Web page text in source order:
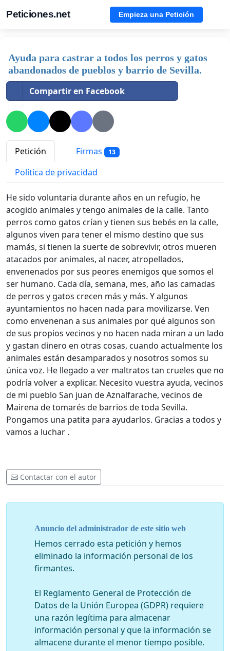
Peticiones.net Empieza una Petición
Ayuda para castrar a todos los perros y gatos
abandonados de pueblos y barrio de Sevilla.
Compartir en Facebook
Petición Firmas 13
Política de privacidad
He sido voluntaria durante años en un refugio, he
acogido animales y tengo animales de la calle. Tanto
perros como gatos crían y tienen sus bebés en la calle,
algunos viven para tener el mismo destino que sus
mamás, si tienen la suerte de sobrevivir, otros mueren
atacados por animales, al nacer, atropellados,
envenenados por sus peores enemigos que somos el
ser humano. Cada día, semana, mes, año las camadas
de perros y gatos crecen más y más. Y algunos
ayuntamientos no hacen nada para movilizarse. Ven
como envenenan a sus animales por qué algunos son
de sus propios vecinos y no hacen nada miran a un lado
y gastan dinero en otras cosas, cuando actualmente los
animales están desamparados y nosotros somos su
única voz. He llegado a ver maltratos tan crueles que no
podría volver a explicar. Necesito vuestra ayuda, vecinos
de mi pueblo San juan de Aznalfarache, vecinos de
Mairena de tomarés de barrios de toda Sevilla.
Pongamos una patita para ayudarlos. Gracias a todos y
vamos a luchar .
Contactar con el autor
Anuncio del administrador de este sitio web
Hemos cerrado esta petición y hemos
eliminado la información personal de los
firmantes.
El Reglamento General de Protección de
Datos de la Unión Europea (GDPR) requiere
una razón legítima para almacenar
información personal y que la información se
almacene durante el menor tiempo posible.